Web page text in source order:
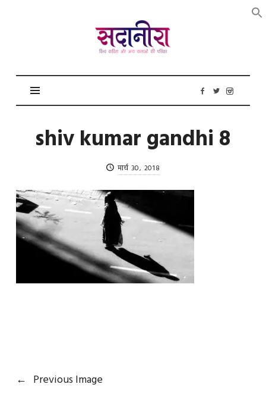
सदानीरा
shiv kumar gandhi 8
मार्च 30, 2018
← Previous Image